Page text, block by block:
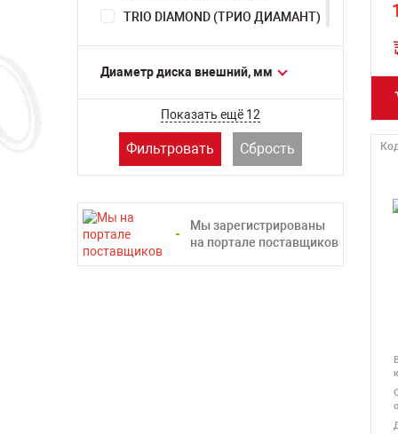
TRIO DIAMOND (ТРИО ДИАМАНТ)
АДЕЛЬ
СПЛИТСТОУН
Диаметр диска внешний, мм
Показать ещё 12
Фильтровать Сбрость
Мы зарегистрированы
на портале поставщиков